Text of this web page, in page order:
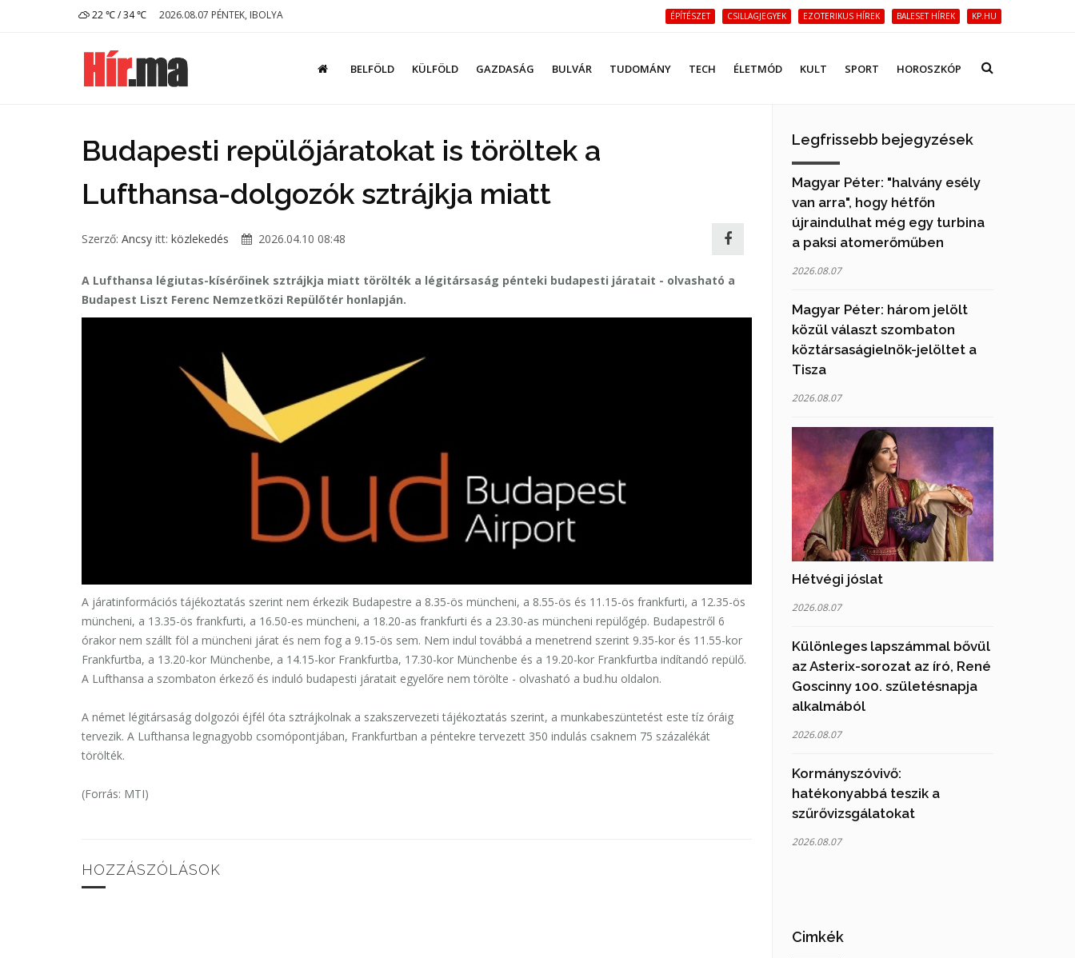
22 ℃ / 34 ℃ 2026.08.07 PÉNTEK, IBOLYA ÉPÍTÉSZET CSILLAGJEGYEK EZOTERIKUS HÍREK BALESET HÍREK KP.HU
BELFÖLD KÜLFÖLD GAZDASÁG BULVÁR TUDOMÁNY TECH ÉLETMÓD KULT SPORT HOROSZKÓP
Budapesti repülőjáratokat is töröltek a
Lufthansa-dolgozók sztrájkja miatt
Szerző: Ancsy itt: közlekedés 2026.04.10 08:48
A Lufthansa légiutas-kísérőinek sztrájkja miatt törölték a légitársaság pénteki budapesti járatait - olvasható a
Budapest Liszt Ferenc Nemzetközi Repülőtér honlapján.
A járatinformációs tájékoztatás szerint nem érkezik Budapestre a 8.35-ös müncheni, a 8.55-ös és 11.15-ös frankfurti, a 12.35-ös
müncheni, a 13.35-ös frankfurti, a 16.50-es müncheni, a 18.20-as frankfurti és a 23.30-as müncheni repülőgép. Budapestről 6
órakor nem szállt föl a müncheni járat és nem fog a 9.15-ös sem. Nem indul továbbá a menetrend szerint 9.35-kor és 11.55-kor
Frankfurtba, a 13.20-kor Münchenbe, a 14.15-kor Frankfurtba, 17.30-kor Münchenbe és a 19.20-kor Frankfurtba indítandó repülő.
A Lufthansa a szombaton érkező és induló budapesti járatait egyelőre nem törölte - olvasható a bud.hu oldalon.
A német légitársaság dolgozói éjfél óta sztrájkolnak a szakszervezeti tájékoztatás szerint, a munkabeszüntetést este tíz óráig
tervezik. A Lufthansa legnagyobb csomópontjában, Frankfurtban a péntekre tervezett 350 indulás csaknem 75 százalékát
törölték.
(Forrás: MTI)
HOZZÁSZÓLÁSOK
Legfrissebb bejegyzések
Magyar Péter: "halvány esély
van arra", hogy hétfőn
újraindulhat még egy turbina
a paksi atomerőműben
2026.08.07
Magyar Péter: három jelölt
közül választ szombaton
köztársaságielnök-jelöltet a
Tisza
2026.08.07
Hétvégi jóslat
2026.08.07
Különleges lapszámmal bővül
az Asterix-sorozat az író, René
Goscinny 100. születésnapja
alkalmából
2026.08.07
Kormányszóvivő:
hatékonyabbá teszik a
szűrővizsgálatokat
2026.08.07
Cimkék